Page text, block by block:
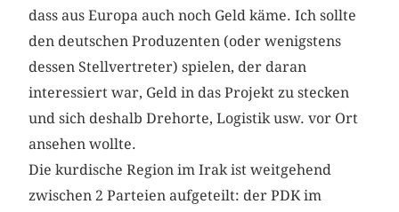
dass aus Europa auch noch Geld käme. Ich sollte
den deutschen Produzenten (oder wenigstens
dessen Stellvertreter) spielen, der daran
interessiert war, Geld in das Projekt zu stecken
und sich deshalb Drehorte, Logistik usw. vor Ort
ansehen wollte.
Die kurdische Region im Irak ist weitgehend
zwischen 2 Parteien aufgeteilt: der PDK im